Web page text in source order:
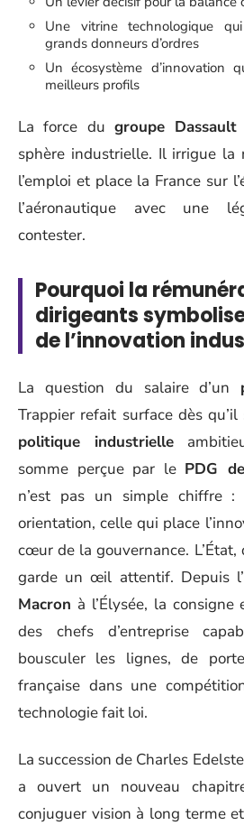
Une vitrine technologique
grands donneurs d’ordres
Un écosystème d’innovation
meilleurs profils
La force du groupe Dassault
sphère industrielle. Il irrigue la
l’emploi et place la France sur
l’aéronautique avec une
contester.
Pourquoi la
dirigeants
de l’innovation
La question du salaire d’un
Trappier refait surface dès qu’il
politique industrielle
somme perçue par le PDG
n’est pas un simple chiffre :
orientation, celle qui place
cœur de la gouvernance. L’État,
garde un œil attentif. Depuis
Macron à l’Élysée, la
des chefs d’entreprise
bousculer les lignes, de
française dans une
technologie fait loi.
La succession de Charles
a ouvert un nouveau
conjuguer vision à long terme